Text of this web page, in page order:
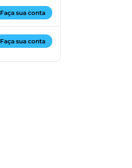
Faça sua conta
Faça sua conta